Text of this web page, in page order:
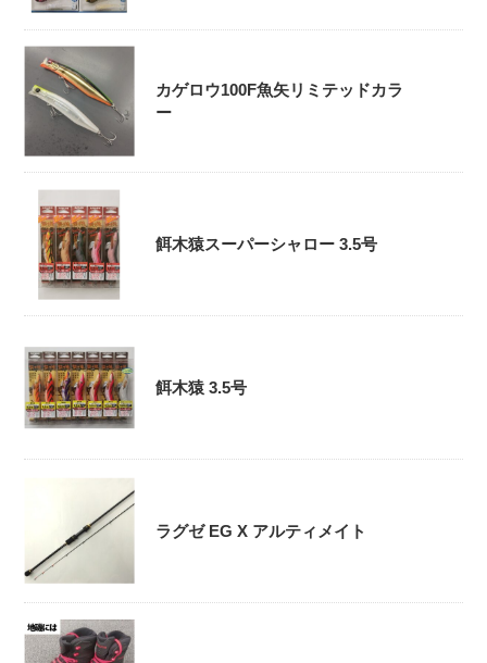
カゲロウ100F魚矢リミテッドカラ
ー
餌木猿スーパーシャロー 3.5号
餌木猿 3.5号
ラグゼ EG X アルティメイト